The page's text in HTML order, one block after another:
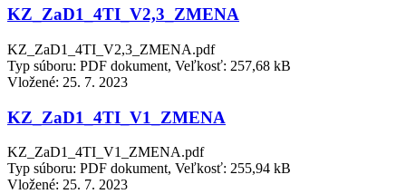
KZ_ZaD1_4TI_V2,3_ZMENA
KZ_ZaD1_4TI_V2,3_ZMENA.pdf
Typ súboru: PDF dokument, Veľkosť: 257,68 kB
Vložené: 25. 7. 2023
KZ_ZaD1_4TI_V1_ZMENA
KZ_ZaD1_4TI_V1_ZMENA.pdf
Typ súboru: PDF dokument, Veľkosť: 255,94 kB
Vložené: 25. 7. 2023